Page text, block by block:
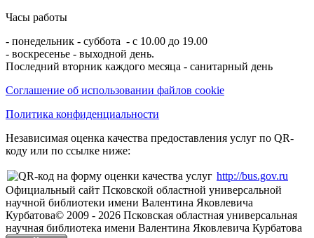
Часы работы
- понедельник - суббота - с 10.00 до 19.00
- воскресенье - выходной день.
Последний вторник каждого месяца - санитарный день
Соглашение об использовании файлов cookie
Политика конфиденциальности
Независимая оценка качества предоставления услуг по QR-
коду или по ссылке ниже:
http://bus.gov.ru
Официальный сайт Псковской областной универсальной
научной библиотеки имени Валентина Яковлевича
Курбатова© 2009 - 2026 Псковская областная универсальная
научная библиотека имени Валентина Яковлевича Курбатова